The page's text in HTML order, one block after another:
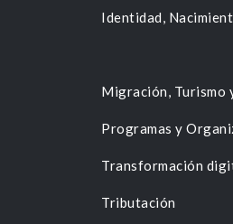
Identidad,
Migración, Turismo
Programas y
Transformación
Tributación